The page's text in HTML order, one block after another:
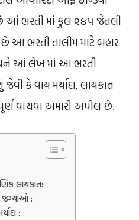
છે આં ભરતી માં કુલ ૨૪૫ જેતલી
આ ભરતી તાલીમ માટે બહાર
આં લેખ માં આ ભરતી
કે વાય મર્યાદા, લાયકાત
વાંચવા અમારી અપીલ છે.
લાયકાત:
જગ્યાઓ :
: